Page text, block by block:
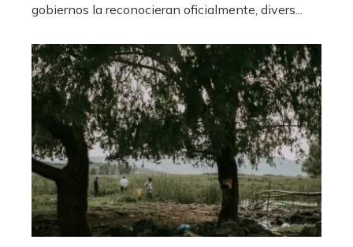
gobiernos la reconocieran oficialmente, divers...